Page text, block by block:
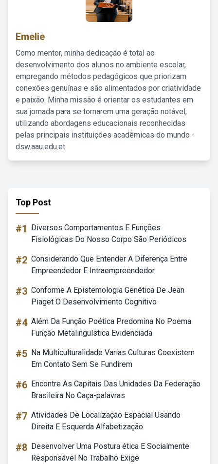
Emelie
Como mentor, minha dedicação é total ao
desenvolvimento dos alunos no ambiente escolar,
empregando métodos pedagógicos que priorizam
conexões genuínas e são alimentados por criatividade
e paixão. Minha missão é orientar os estudantes em
sua jornada para se tornarem uma geração notável,
utilizando abordagens educacionais reconhecidas
pelas principais instituições acadêmicas do mundo -
dsw.aau.edu.et.
Top Post
#1
Diversos Comportamentos E Funções
Fisiológicas Do Nosso Corpo São Periódicos
#2 Considerando Que Entender A Diferença Entre
Empreendedor E Intraempreendedor
#3 Conforme A Epistemologia Genética De Jean
Piaget O Desenvolvimento Cognitivo
#4 Além Da Função Poética Predomina No Poema
Função Metalinguística Evidenciada
#5 Na Multiculturalidade Varias Culturas Coexistem
Em Contato Sem Se Fundirem
#6 Encontre As Capitais Das Unidades Da Federação
Brasileira No Caça-palavras
#7 Atividades De Localização Espacial Usando
Direita E Esquerda Alfabetização
#8 Desenvolver Uma Postura ética E Socialmente
Responsável No Trabalho Exige